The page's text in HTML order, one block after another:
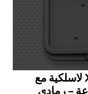
سماعة حفلات سوني XV800 لاسلكية مع